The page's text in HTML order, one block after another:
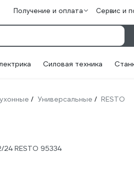
Получение и оплата Сервис и
Силовая техника
/ Универсальные / RESTO
24 RESTO 95334